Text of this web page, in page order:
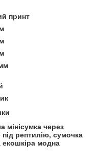
принт
мінісумка через
під рептилію, сумочка
екошкіра модна